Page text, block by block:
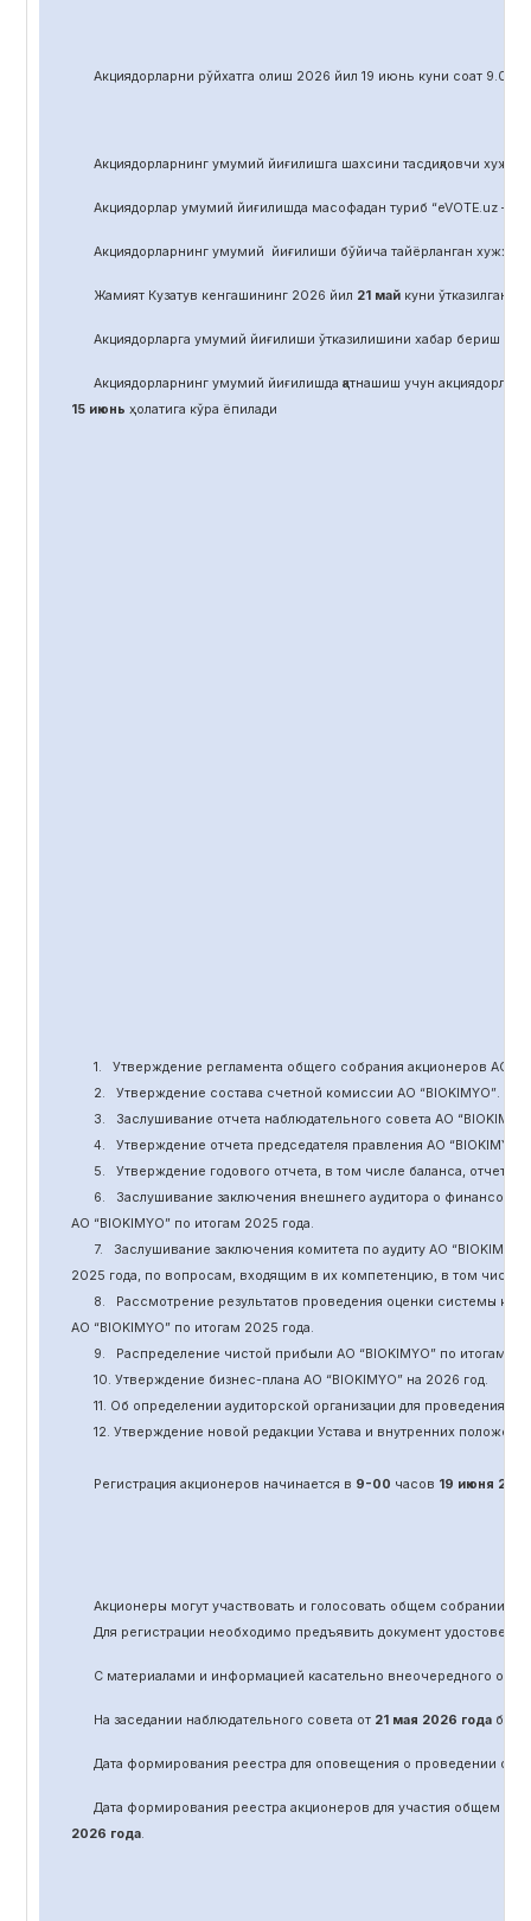
Акциядорларни рўйхатга олиш 2026 йил 19 июнь куни соат 9.00
Акциядорларнинг умумий йиғилишга шахсини тасдиқловчи
Акциядорлар умумий йиғилишда масофадан туриб “eVOTE.uz –
Акциядорларнинг умумий йиғилиши бўйича тайёрланган
Жамият Кузатув кенгашининг 2026 йил 21 майкуни ўтказилган
Акциядорларга умумий йиғилиши ўтказилишини хабар бериш
Акциядорларнинг умумий йиғилишда қатнашиш учун акциядорлар
15 июнь ҳолатига кўра ёпилади
1. Утверждение регламента общего собрания акционеров АО “
2.
Утверждение состава счетной комиссии АО “BIOKIMYO”.
3.
Заслушивание отчета наблюдательного совета АО “BIOKIMYO
4.
Утверждение отчета председателя правления АО “BIOKIMYO
5.
Утверждение годового отчета, в том числе баланса, отчет о
6.
Заслушивание заключения внешнего аудитора о финансовой
АО “BIOKIMYO”по итогам 2025 года.
7.
Заслушивание заключения комитета по аудитуАО “BIOKIMYO
2025 года, по вопросам, входящим в их компетенцию, в том
8.
Рассмотрение результатов проведения оценки системы
АО “BIOKIMYO”по итогам 2025 года.
9.
Распределение чистой прибыли АО “BIOKIMYO”по итогам
10. Утверждение бизнес-плана АО “BIOKIMYO”на 2026 год.
11. Об определении аудиторской организации для проведения
12. Утверждение новой редакции Устава и внутренних
Регистрация акционеров начинается в 9-00 часов 19 июня 202
Акционеры могут участвовать и голосовать общем собрании
Для регистрации необходимо предъявить документ
С материалами и информацией касательно внеочередного
На заседании наблюдательного совета от 21 мая 2026 годабыло
Дата формирования реестра для оповещения о проведении
Дата формирования реестра акционеров для участия общем
2026 года.